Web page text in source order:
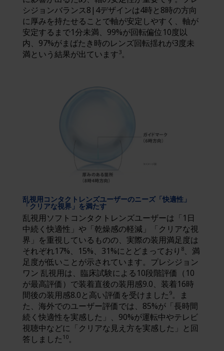
シジョンバランス8|4デザインは4時と8時の方向
に厚みを持たせることで軸が安定しやすく、軸が
安定するまで1分未満、99%が回転偏位10度以
内、97%がまばたき時のレンズ回転揺れが3度未
満という結果が出ています3。
乱視用コンタクトレンズユーザーのニーズ「快適性」
「クリアな視界」を満たす
乱視用ソフトコンタクトレンズユーザーは「1日
中続く快適性」や「乾燥感の軽減」「クリアな視
界」を重視しているものの、実際の装用満足度は
それぞれ17%、15%、31%にとどまっており 8、満
足度が低いことが示されています。プレシジョン
ワン 乱視用は、臨床試験による10段階評価（10
が最高評価）で装着直後の装用感9.0、装着16時
間後の装用感8.0と高い評価を受けました 9。ま
た、海外でのユーザー評価では、85%が「長時間
続く快適性を実感した」、90%が運転中やテレビ
視聴中などに「クリアな見え方を実感した」と回
答しました 10。